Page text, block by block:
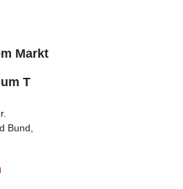
Markt
T
Bund,